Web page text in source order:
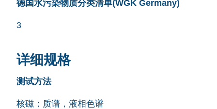
德国水污染物质分类清单(WGK Germany)
3
详细规格
测试方法
核磁；质谱，液相色谱